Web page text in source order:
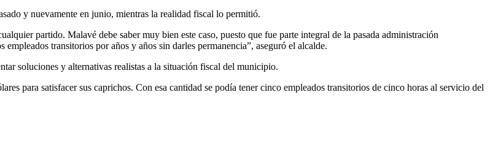
y nuevamente en junio, mientras la realidad fiscal lo permitió.
partido. Malavé debe saber muy bien este caso, puesto que fue parte integral de la pasada administración
transitorios por años y años sin darles permanencia”, aseguró el alcalde.
soluciones y alternativas realistas a la situación fiscal del municipio.
para satisfacer sus caprichos. Con esa cantidad se podía tener cinco empleados transitorios de cinco horas al servicio del